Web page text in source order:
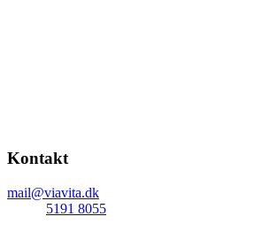
Kontakt
mail@viavita.dk
5191 8055